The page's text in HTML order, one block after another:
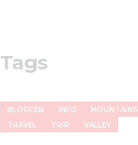
Tags
BLOGGER INFO MOUNTAINS
TRAVEL
TRIP VALLEY